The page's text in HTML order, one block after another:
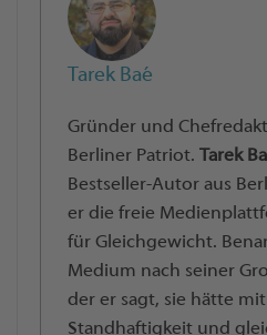
Tarek Baé
Gründer und
Berliner Patriot. Tarek
Bestseller-Autor aus
er die freie
für Gleichgewicht.
Medium nach seiner
der er sagt, sie hätte
Standhaftigkeit und